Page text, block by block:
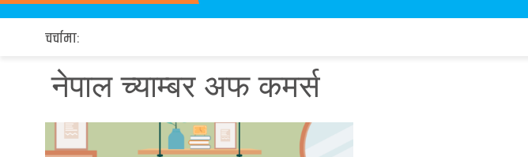
चर्चामा:
नेपाल च्याम्बर अफ कमर्स